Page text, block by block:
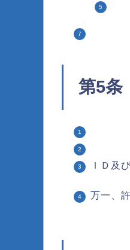
第5条
ＩＤ及
万一、